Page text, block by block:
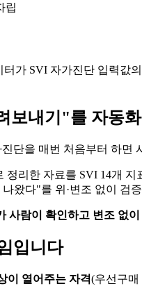
립
터가 SVI 자가진단 입력값
보내기"를 자동
단을 매번 처음부터 하면
리한 자료를 SVI 14개 지
왔다"를 위·변조 없이 검
사람이 확인하고 변조 없
입니다
이 열어주는 자격(우선구매